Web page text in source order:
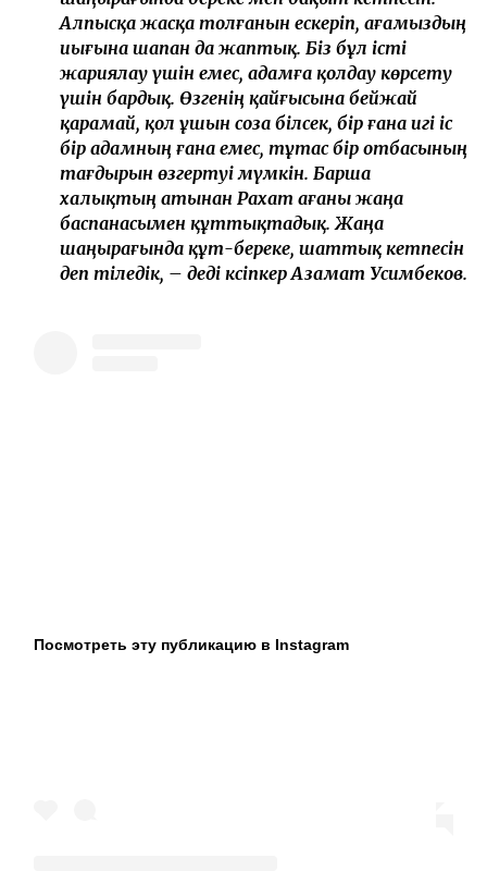
Алпысқа жасқа толғанын ескеріп, ағамыздың
иығына шапан да жаптық. Біз бұл істі
жариялау үшін емес, адамға қолдау көрсету
үшін бардық. Өзгенің қайғысына бейжай
қарамай, қол ұшын соза білсек, бір ғана игі іс
бір адамның ғана емес, тұтас бір отбасының
тағдырын өзгертуі мүмкін. Барша
халықтың атынан Рахат ағаны жаңа
баспанасымен құттықтадық. Жаңа
шаңырағында құт-береке, шаттық кетпесін
деп тіледік, – деді кәсіпкер Азамат Усимбеков.
Посмотреть эту публикацию в Instagram